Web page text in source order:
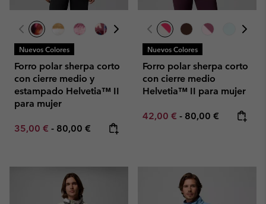
Nuevos Colores
Forro polar sherpa corto
con cierre medio y
estampado Helvetia™ II
para mujer
Minimum sale price:
35,00 € - Maximum price:
80,00 €
Nuevos Colores
Forro polar sherpa corto
con cierre medio
Helvetia™ II para mujer
Minimum sale price:
42,00 € - Maximum price:
80,00 €